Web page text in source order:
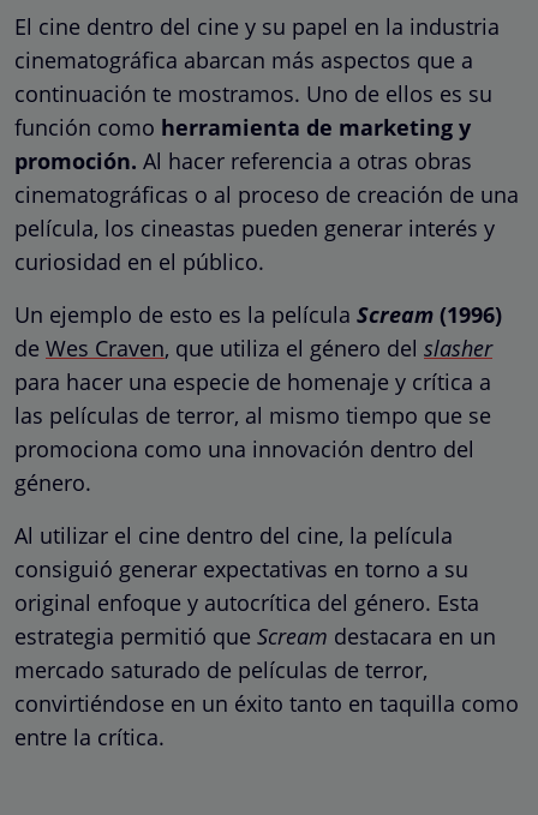
El cine dentro del cine y su papel en la industria
cinematográfica abarcan más aspectos que a
continuación te mostramos. Uno de ellos es su
función como herramienta de marketing y
promoción. Al hacer referencia a otras obras
cinematográficas o al proceso de creación de una
película, los cineastas pueden generar interés y
curiosidad en el público.
Un ejemplo de esto es la película Scream (1996)
de Wes Craven, que utiliza el género del slasher
para hacer una especie de homenaje y crítica a
las películas de terror, al mismo tiempo que se
promociona como una innovación dentro del
género.
Al utilizar el cine dentro del cine, la película
consiguió generar expectativas en torno a su
original enfoque y autocrítica del género. Esta
estrategia permitió que Scream destacara en un
mercado saturado de películas de terror,
convirtiéndose en un éxito tanto en taquilla como
entre la crítica.